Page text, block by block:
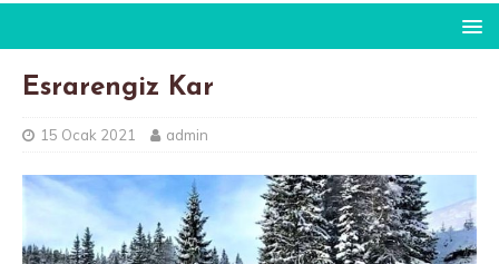
Esrarengiz Kar
15 Ocak 2021 admin